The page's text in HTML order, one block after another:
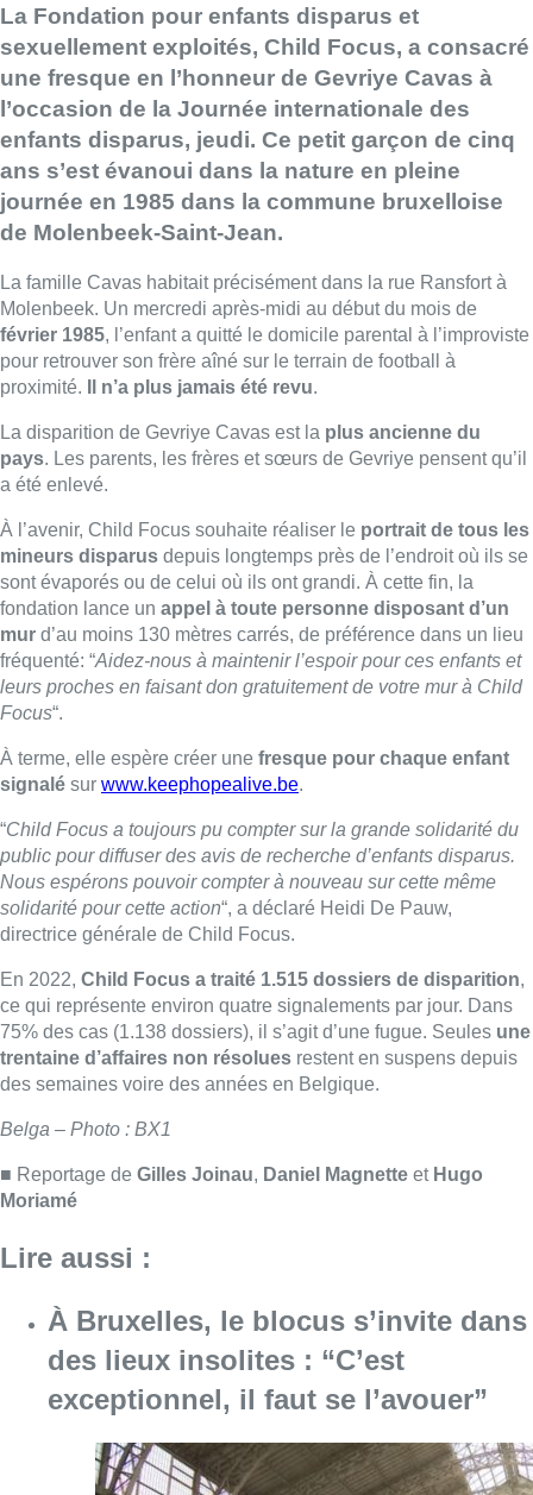
février 1985, l’enfant a quitté le domicile parental à l’improviste
pour retrouver son frère aîné sur le terrain de football à
proximité.
Il n’a plus jamais été revu .
La disparition de Gevriye Cavas est laplus ancienne du
pays. Les parents, les frères et sœurs de Gevriye pensent qu’il
a été enlevé.
À l’avenir, Child Focus souhaite réaliser leportrait de tous les
mineurs disparusdepuis longtemps près de l’endroit où ils se
fondation lance unappel à toute personne disposant d’un
murd’au moins 130 mètres carrés, de préférence dans un lieu
fréquenté: “Aidez-nous à maintenir l’espoir pour ces enfants et
leurs proches en faisant don gratuitement de votre mur à Child
Focus“.
À terme, elle espère créer unefresquepour chaque enfant
signalésurwww.keephopealive.be.
public pour diffuser des avis de recherche d’enfants disparus.
Nous espérons pouvoir compter à nouveau sur cette même
solidarité pour cette action “, a déclaré Heidi De Pauw,
directrice générale de Child Focus.
En 2022,Child Focus a traité 1.515 dossiers de disparition,
ce qui représente environ quatre signalements par jour. Dans
75% des cas (1.138 dossiers), il s’agit d’une fugue. Seules
des semaines voire des années en Belgique.
■ Reportage deGilles Joinau, Daniel Magnetteet Hugo
Moriamé
Lire aussi :
À Bruxelles, le blocus s’invite dans
des lieux insolites : “C’est
exceptionnel, il faut se l’avouer”